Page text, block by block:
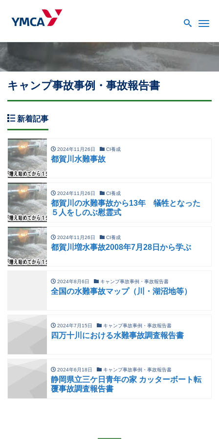
キャンプ事故事例・事故報告書
新着記事
2024年11月26日 CI養成
都賀川水難事故
2024年11月26日 CI養成
都賀川の水難事故から13年 犠牲となった
５人をしのぶ慰霊式
2024年11月26日 CI養成
都賀川増水事故2008年7月28日から学ぶ
2024年8月6日 キャンプ事故事例・事故報告書
全国の水難事故マップ（川・湖沼地等）
2024年7月15日 キャンプ事故事例・事故報告書
四万十川における水難事故調査報告書
2024年6月18日 キャンプ事故事例・事故報告書
静岡県立三ケ日青年の家 カッターボート転
覆事故調査報告書